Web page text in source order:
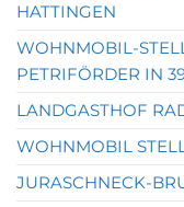
HATTINGEN
WOHNMOBIL-
PETRIFÖRDER IN
LANDGASTHOF
WOHNMOBIL
JURASCHNECK-